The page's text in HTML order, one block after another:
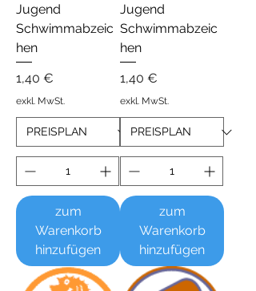
Jugend
Schwimmabzeic
hen
Preis
1,40 €
exkl. MwSt.
zum
Warenkorb
hinzufügen
Jugend
Schwimmabzeic
hen
Preis
1,40 €
exkl. MwSt.
zum
Warenkorb
hinzufügen